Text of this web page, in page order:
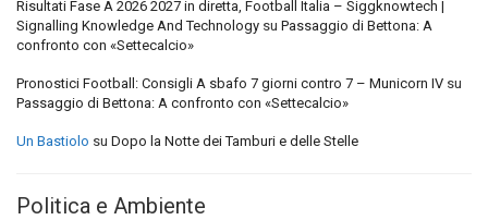
Risultati Fase A 2026 2027 in diretta, Football Italia – Siggknowtech |
Signalling Knowledge And Technology su Passaggio di Bettona: A
confronto con «Settecalcio»
Pronostici Football: Consigli A sbafo 7 giorni contro 7 – Municorn IV su
Passaggio di Bettona: A confronto con «Settecalcio»
Un Bastiolo su Dopo la Notte dei Tamburi e delle Stelle
Politica e Ambiente